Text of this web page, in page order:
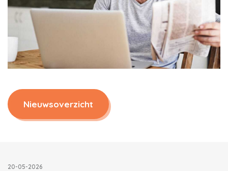
Nieuwsoverzicht
20-05-2026